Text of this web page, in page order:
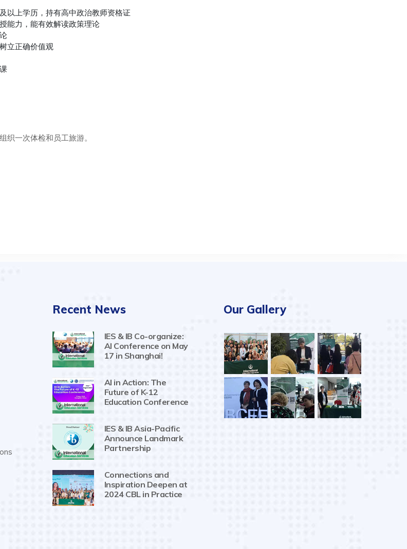
以上学历，持有高中政治教师资格证
能力，能有效解读政策理论
立正确价值观
织一次体检和员工旅游。
Recent News
IES & IB Co-organize:
AI Conference on May
17 in Shanghai!
AI in Action: The
Future of K-12
Education Conference
IES & IB Asia-Pacific
Announce Landmark
Partnership
Connections and
Inspiration Deepen at
2024 CBL in Practice
Our Gallery